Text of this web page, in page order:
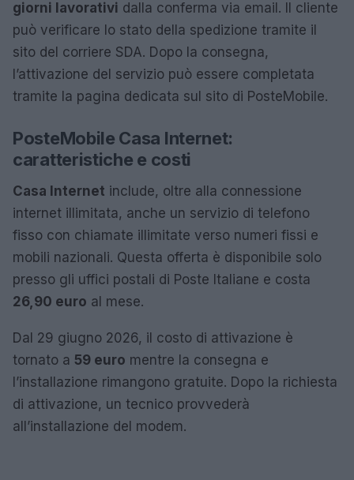
giorni lavorativi dalla conferma via email. Il cliente
può verificare lo stato della spedizione tramite il
sito del corriere SDA. Dopo la consegna,
l’attivazione del servizio può essere completata
tramite la pagina dedicata sul sito di PosteMobile.
PosteMobile Casa Internet:
caratteristiche e costi
Casa Internet include, oltre alla connessione
internet illimitata, anche un servizio di telefono
fisso con chiamate illimitate verso numeri fissi e
mobili nazionali. Questa offerta è disponibile solo
presso gli uffici postali di Poste Italiane e costa
26,90 euro al mese.
Dal 29 giugno 2026, il costo di attivazione è
tornato a 59 euro mentre la consegna e
l’installazione rimangono gratuite. Dopo la richiesta
di attivazione, un tecnico provvederà
all’installazione del modem.